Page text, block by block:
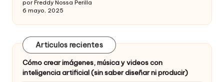
por Freddy Nossa Perilla
6 mayo, 2025
Articulos recientes
Cómo crear imágenes, música y videos con
inteligencia artificial (sin saber diseñar ni producir)